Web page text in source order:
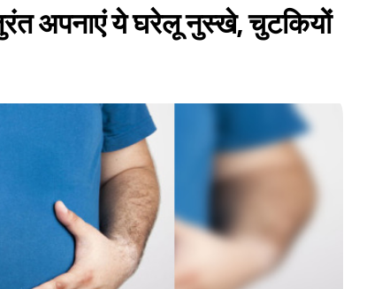
अपनाएं ये घरेलू नुस्खे, चुटकियों